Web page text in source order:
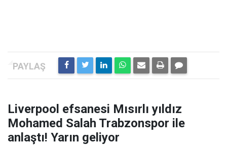
Liverpool efsanesi Mısırlı yıldız
Mohamed Salah Trabzonspor ile
anlaştı! Yarın geliyor